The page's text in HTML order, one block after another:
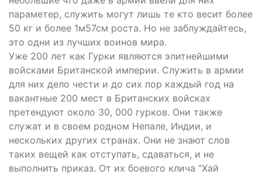
параметер, служить могут лишь те кто весит более
50 кг и более 1м57см роста. Но не заблуждайтесь,
это одни из лучших воинов мира.
Уже 200 лет как Гурки являются элитнейшими
войсками Британской империи. Служить в армии
для них дело чести и до сих пор каждый год на
вакантные 200 мест в Британских войсках
претендуют около 30, 000 гурков. Они также
служат и в своем родном Непале, Индии, и
нескольких других странах. Они не знают слов
таких вещей как отступать, сдаваться, и не
выполнить приказ. От их боевого клича "Хай